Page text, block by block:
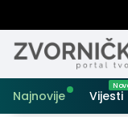
Najnovije Vijesti